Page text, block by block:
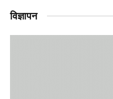
विज्ञापन